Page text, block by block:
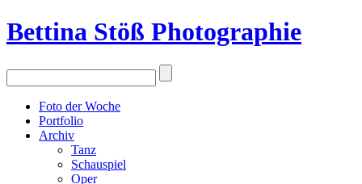
Bettina Stöß Photographie
Foto der Woche
Portfolio
Archiv
Tanz
Schauspiel
Oper